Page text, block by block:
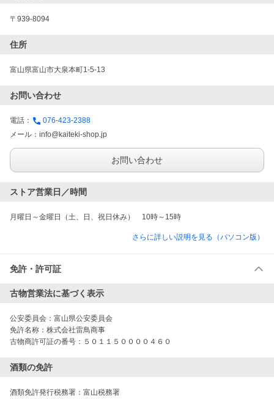
〒939-8094
住所
富山県富山市大泉本町1-5-13
お問い合わせ
電話：
076-423-2388
メール： info@kaiteki-shop.jp
お問い合わせ
ストア営業日／時間
月曜日～金曜日（土、日、祝日休み）　10時～15時
さらに詳しい説明を見る（パソコン版）
免許・許可証
古物営業法に基づく表示
公安委員会： 富山県公安委員会
免許名称： 株式会社雷鳥商事
古物商許可証の番号： ５０１１５００００４６０
酒類の免許
酒類免許発行税務署： 富山税務署